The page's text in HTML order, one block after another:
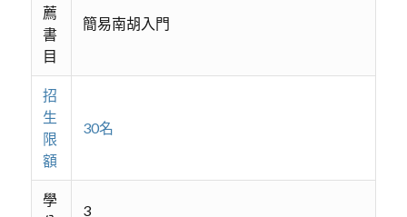
薦
書
目
簡易南胡入門
招
生
限
額
30名
學
3